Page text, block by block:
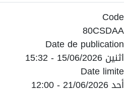
Code
80CSDAA
Date de publication
اثنين 15/06/2026 - 15:32
Date limite
أحد 21/06/2026 - 12:00